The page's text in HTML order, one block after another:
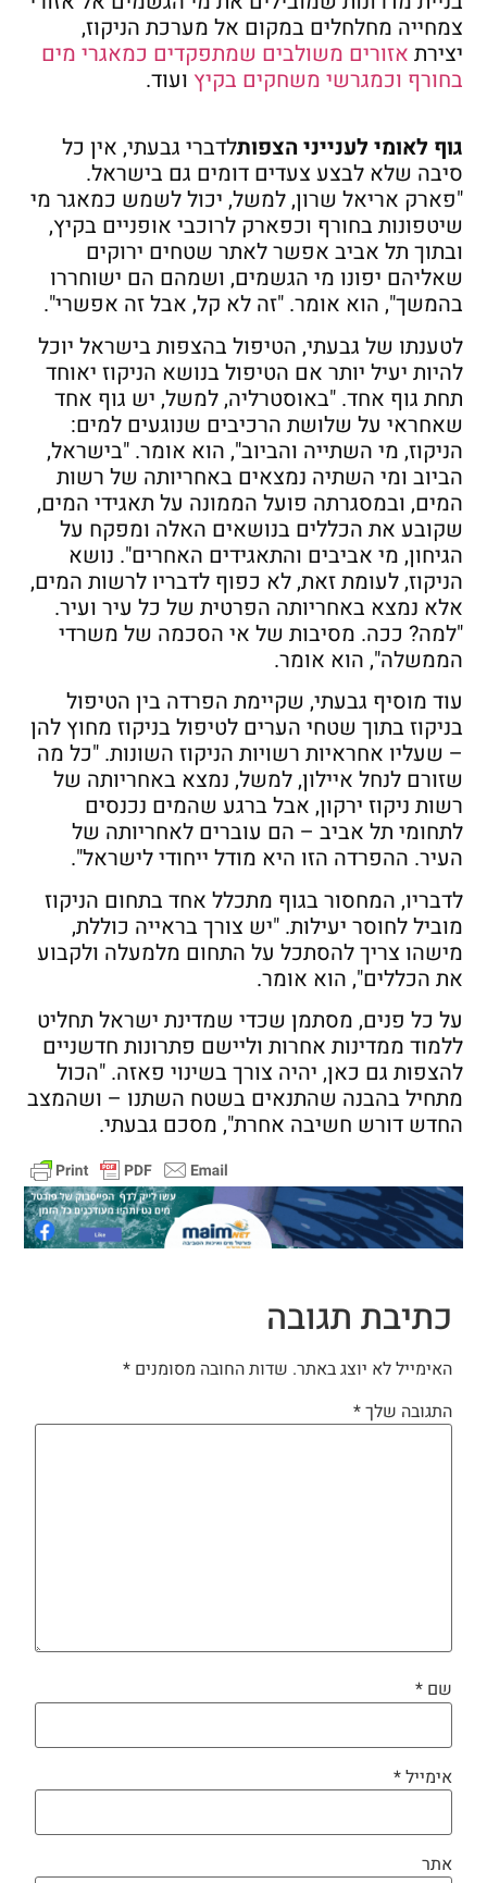
צמחייה מחלחלים במקום אל מערכת הניקוז,
יצירת אזורים משולבים שמתפקדים כמאגרי מים
בחורף וכמגרשי משחקים בקיץועוד.
גוף לאומי לענייני הצפותלדברי גבעתי, אין כל
סיבה שלא לבצע צעדים דומים גם בישראל.
"פארק אריאל שרון, למשל, יכול לשמש כמאגר מי
שיטפונות בחורף וכפארק לרוכבי אופניים בקיץ,
ובתוך תל אביב אפשר לאתר שטחים ירוקים
שאליהם יפונו מי הגשמים, ושמהם הם ישוחררו
בהמשך", הוא אומר. "זה לא קל, אבל זה אפשרי".
לטענתו של גבעתי, הטיפול בהצפות בישראל יוכל
להיות יעיל יותר אם הטיפול בנושא הניקוז יאוחד
תחת גוף אחד. "באוסטרליה, למשל, יש גוף אחד
שאחראי על שלושת הרכיבים שנוגעים למים:
הניקוז, מי השתייה והביוב", הוא אומר. "בישראל,
הביוב ומי השתיה נמצאים באחריותה של רשות
המים, ובמסגרתה פועל הממונה על תאגידי המים,
שקובע את הכללים בנושאים האלה ומפקח על
הגיחון, מי אביבים והתאגידים האחרים". נושא
הניקוז, לעומת זאת, לא כפוף לדבריו לרשות המים,
אלא נמצא באחריותה הפרטית של כל עיר ועיר.
"למה? ככה. מסיבות של אי הסכמה של משרדי
הממשלה", הוא אומר.
עוד מוסיף גבעתי, שקיימת הפרדה בין הטיפול
בניקוז בתוך שטחי הערים לטיפול בניקוז מחוץ להן
– שעליו אחראיות רשויות הניקוז השונות. "כל מה
שזורם לנחל איילון, למשל, נמצא באחריותה של
רשות ניקוז ירקון, אבל ברגע שהמים נכנסים
לתחומי תל אביב – הם עוברים לאחריותה של
העיר. ההפרדה הזו היא מודל ייחודי לישראל".
לדבריו, המחסור בגוף מתכלל אחד בתחום הניקוז
מוביל לחוסר יעילות. "יש צורך בראייה כוללת,
מישהו צריך להסתכל על התחום מלמעלה ולקבוע
את הכללים", הוא אומר.
על כל פנים, מסתמן שכדי שמדינת ישראל תחליט
ללמוד ממדינות אחרות וליישם פתרונות חדשניים
להצפות גם כאן, יהיה צורך בשינוי פאזה. "הכול
מתחיל בהבנה שהתנאים בשטח השתנו – ושהמצב
החדש דורש חשיבה אחרת", מסכם גבעתי.
כתיבת תגובה
האימייל לא יוצג באתר. שדות החובה מסומנים *
התגובה שלך*
שם *
אימייל*
אתר